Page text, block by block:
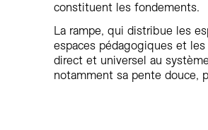
constituent les fondements.
La rampe, qui distribue les
espaces pédagogiques et
direct et universel au
notamment sa pente douce,